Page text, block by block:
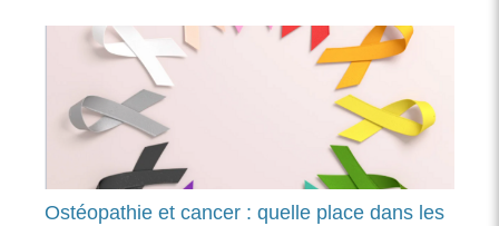
Ostéopathie et cancer : quelle place dans les